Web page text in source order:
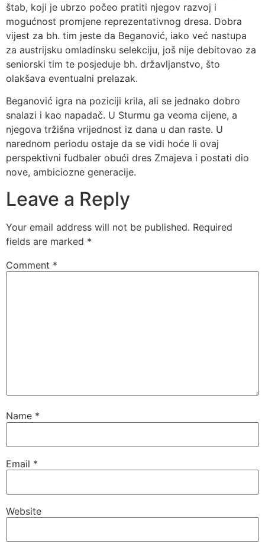
štab, koji je ubrzo počeo pratiti njegov razvoj i
mogućnost promjene reprezentativnog dresa. Dobra
vijest za bh. tim jeste da Beganović, iako već nastupa
za austrijsku omladinsku selekciju, još nije debitovao za
seniorski tim te posjeduje bh. državljanstvo, što
olakšava eventualni prelazak.
Beganović igra na poziciji krila, ali se jednako dobro
snalazi i kao napadač. U Sturmu ga veoma cijene, a
njegova tržišna vrijednost iz dana u dan raste. U
narednom periodu ostaje da se vidi hoće li ovaj
perspektivni fudbaler obući dres Zmajeva i postati dio
nove, ambiciozne generacije.
Leave a Reply
Your email address will not be published. Required
fields are marked *
Comment *
Name *
Email *
Website